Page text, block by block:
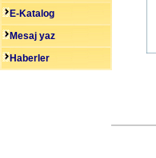
E-Katalog
Mesaj yaz
Haberler